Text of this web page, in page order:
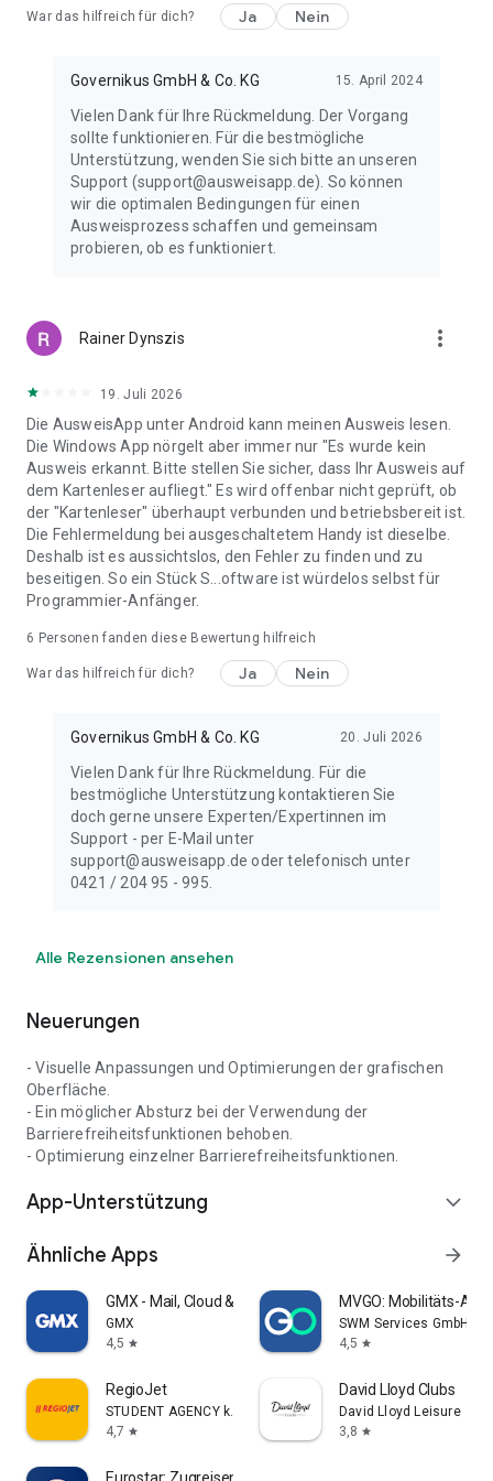
War das hilfreich für dich? Ja Nein
Governikus GmbH & Co. KG 15. April 2024
Vielen Dank für Ihre Rückmeldung. Der Vorgang
sollte funktionieren. Für die bestmögliche
Unterstützung, wenden Sie sich bitte an unseren
Support (support@ausweisapp.de). So können
wir die optimalen Bedingungen für einen
Ausweisprozess schaffen und gemeinsam
probieren, ob es funktioniert.
Rainer Dynszis more_vert
19. Juli 2026
Die AusweisApp unter Android kann meinen Ausweis lesen.
Die Windows App nörgelt aber immer nur "Es wurde kein
Ausweis erkannt. Bitte stellen Sie sicher, dass Ihr Ausweis auf
dem Kartenleser aufliegt." Es wird offenbar nicht geprüft, ob
der "Kartenleser" überhaupt verbunden und betriebsbereit ist.
Die Fehlermeldung bei ausgeschaltetem Handy ist dieselbe.
Deshalb ist es aussichtslos, den Fehler zu finden und zu
beseitigen. So ein Stück S...oftware ist würdelos selbst für
Programmier-Anfänger.
6 Personen fanden diese Bewertung hilfreich
War das hilfreich für dich? Ja Nein
Governikus GmbH & Co. KG 20. Juli 2026
Vielen Dank für Ihre Rückmeldung. Für die
bestmögliche Unterstützung kontaktieren Sie
doch gerne unsere Experten/Expertinnen im
Support - per E-Mail unter
support@ausweisapp.de oder telefonisch unter
0421 / 204 95 - 995.
Alle Rezensionen ansehen
Neuerungen
- Visuelle Anpassungen und Optimierungen der grafischen
Oberfläche.
- Ein möglicher Absturz bei der Verwendung der
Barrierefreiheitsfunktionen behoben.
- Optimierung einzelner Barrierefreiheitsfunktionen.
App-Unterstützung expand_more
Ähnliche Apps arrow_forward
GMX - Mail, Cloud & News
GMX
4,5 star
MVGO: Mobilitäts-App
SWM Services GmbH
4,5 star
RegioJet
STUDENT AGENCY k.s.
4,7 star
David Lloyd Clubs
David Lloyd Leisure
3,8 star